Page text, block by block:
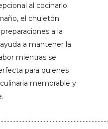
al cocinarlo.
el chuletón
a la
a mantener la
mientras se
para quienes
memorable y